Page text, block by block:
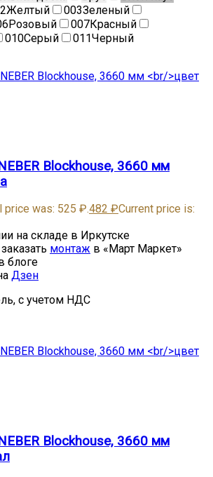
003Зеленый
007Красный
010Серый
011Черный
Blockhouse, 3660 мм
price was: 525 ₽.482 ₽Current price is:
на складе в Иркутске
монтаж в «Март Маркет»
блоге
Дзен
с учетом НДС
Blockhouse, 3660 мм